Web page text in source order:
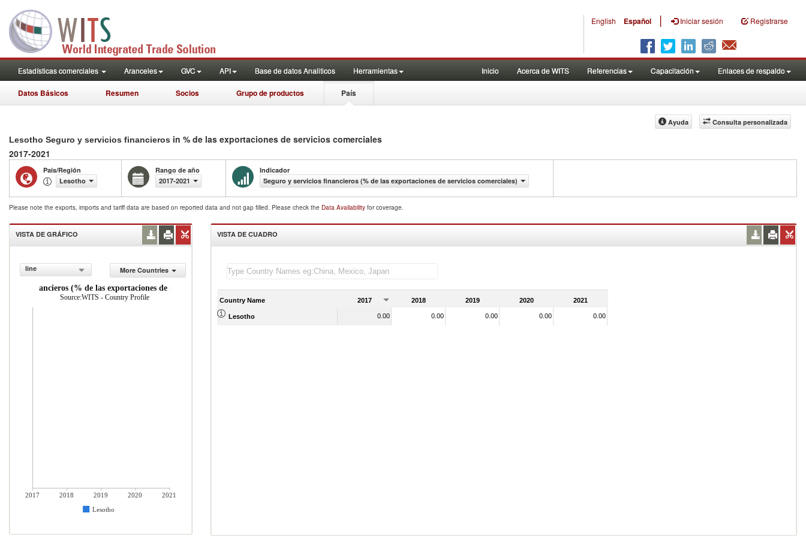
English Español | Iniciar sesión Registrarse
Estadísticas comerciales Aranceles GVC API Base de datos Analiticos Herramientas Inicio Acerca de WITS Referencias Capacitación Enlaces de respaldo
Datos Básicos Resumen Socios Grupo de productos País
Consulta personalizada
Ayuda
Lesotho Seguro y servicios financieros in % de las exportaciones de servicios comerciales
2017-2021
País/Región
Lesotho
Rango de año
2017-2021
Indicador
Seguro y servicios financieros (% de las exportaciones de servicios comerciales)
Please note the exports, imports and tariff data are based on reported data and not gap filled. Please check the Data Availability for coverage.
VISTA DE GRÁFICO
line
More Countries
financieros (% de las exportaciones de servicios comerciales)
Source:WITS - Country Profile
2017 2018 2019 2020
2021
Lesotho
VISTA DE CUADRO
Country Name 2017 2018 2019 2020 2021
Lesotho 0.00 0.00 0.00 0.00 0.00